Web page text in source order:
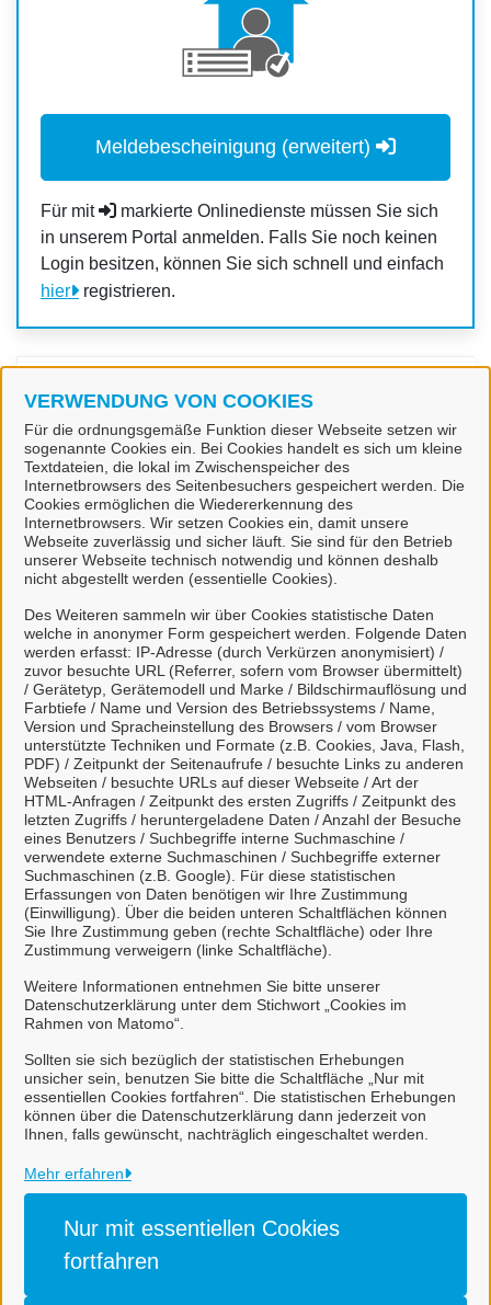
VERWENDUNG VON COOKIES
Für die ordnungsgemäße Funktion dieser Webseite setzen wir
sogenannte Cookies ein. Bei Cookies handelt es sich um kleine
Textdateien, die lokal im Zwischenspeicher des
Internetbrowsers des Seitenbesuchers gespeichert werden. Die
Cookies ermöglichen die Wiedererkennung des
Internetbrowsers. Wir setzen Cookies ein, damit unsere
Webseite zuverlässig und sicher läuft. Sie sind für den Betrieb
unserer Webseite technisch notwendig und können deshalb
nicht abgestellt werden (essentielle Cookies).
Des Weiteren sammeln wir über Cookies statistische Daten
welche in anonymer Form gespeichert werden. Folgende Daten
werden erfasst: IP-Adresse (durch Verkürzen anonymisiert) /
zuvor besuchte URL (Referrer, sofern vom Browser übermittelt)
/ Gerätetyp, Gerätemodell und Marke / Bildschirmauflösung und
Farbtiefe / Name und Version des Betriebssystems / Name,
Version und Spracheinstellung des Browsers / vom Browser
unterstützte Techniken und Formate (z.B. Cookies, Java, Flash,
PDF) / Zeitpunkt der Seitenaufrufe / besuchte Links zu anderen
Webseiten / besuchte URLs auf dieser Webseite / Art der
HTML-Anfragen / Zeitpunkt des ersten Zugriffs / Zeitpunkt des
letzten Zugriffs / heruntergeladene Daten / Anzahl der Besuche
eines Benutzers / Suchbegriffe interne Suchmaschine /
verwendete externe Suchmaschinen / Suchbegriffe externer
Suchmaschinen (z.B. Google). Für diese statistischen
Erfassungen von Daten benötigen wir Ihre Zustimmung
(Einwilligung). Über die beiden unteren Schaltflächen können
Sie Ihre Zustimmung geben (rechte Schaltfläche) oder Ihre
Zustimmung verweigern (linke Schaltfläche).
Weitere Informationen entnehmen Sie bitte unserer
Datenschutzerklärung unter dem Stichwort „Cookies im
Rahmen von Matomo“.
Sollten sie sich bezüglich der statistischen Erhebungen
unsicher sein, benutzen Sie bitte die Schaltfläche „Nur mit
essentiellen Cookies fortfahren“. Die statistischen Erhebungen
können über die Datenschutzerklärung dann jederzeit von
Ihnen, falls gewünscht, nachträglich eingeschaltet werden.
Mehr erfahren
Nur mit essentiellen Cookies
fortfahren
Meldebescheinigung (erweitert)
Für mit
markierte Onlinedienste müssen Sie sich
in unserem Portal anmelden. Falls Sie noch keinen
Login besitzen, können Sie sich schnell und einfach
hier
registrieren.
Kontaktpersonen
Sachbearbeiterin
Frau Engels
Sachbearbeiterin
Frau Nee
Sachbearbeiterin
Frau Junker
Sachbearbeiterin
Frau Middendorf
Sachbearbeiterin
Frau Meiners
Frau Müller
Gemeinde Rhauderfehn
Alle Rechte vorbehalten
Impressum